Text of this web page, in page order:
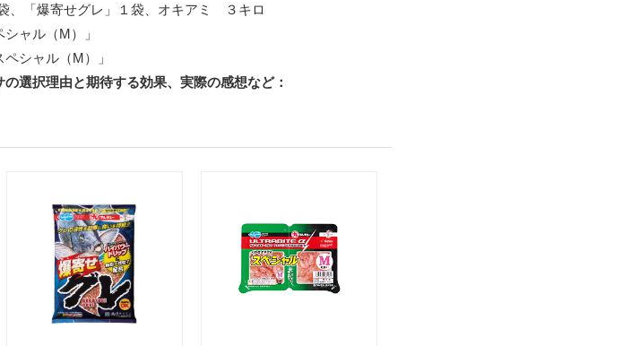
、「爆寄せグレ」１袋、オキアミ ３キロ
ャル（M）」
ペシャル（M）」
選択理由と期待する効果、実際の感想など：